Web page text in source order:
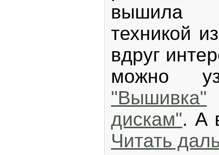
вышила
техникой
вдруг
можно
"Вышивка"
дискам". А
Читать